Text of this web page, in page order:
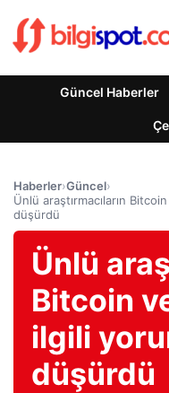
Güncel Haberler
Haberler›Güncel›
Ünlü araştırmacıların
düşürdü
Ünlü
Bitcoin
ilgili
düşürdü